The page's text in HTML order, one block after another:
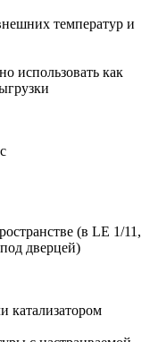
температур и
использовать как
(в LE 1/11,
дверцей)
катализатором